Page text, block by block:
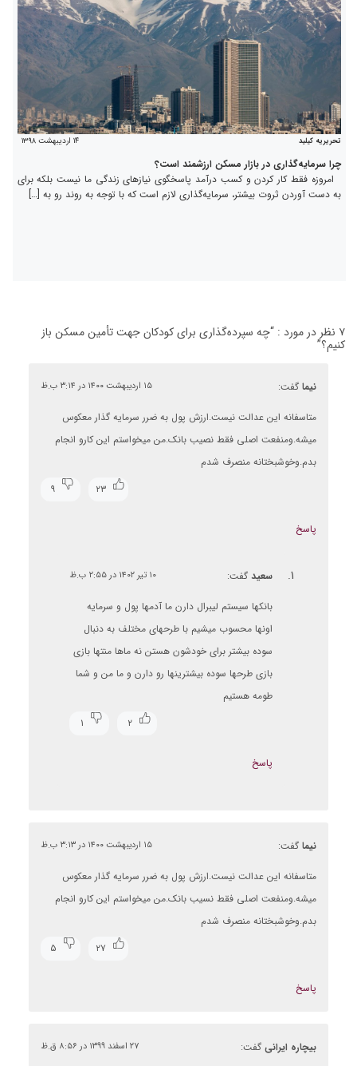
تحریریه کیلید ۱۴ اردیبهشت ۱۳۹۸
چرا سرمایه‌گذاری در بازار مسکن ارزشمند است؟
امروزه فقط کار کردن و کسب درآمد پاسخگوی نیازهای زندگی ما نیست بلکه برای
به دست آوردن ثروت بیشتر، سرمایه‌گذاری لازم است که با توجه به روند رو به […]
۷ نظر در مورد : “ چه سپرده‌گذاری برای کودکان جهت تأمین مسکن باز
کنیم؟”
نیما گفت: ۱۵ اردیبهشت ۱۴۰۰ در ۳:۱۴ ب.ظ
متاسفانه این عدالت نیست.ارزش پول به ضرر سرمایه گذار معکوس
میشه.ومنفعت اصلی فقط نصیب بانک.من میخواستم این کارو انجام
بدم.وخوشبختانه منصرف شدم
۲۳
۹
پاسخ
سعید گفت: ۱۰ تیر ۱۴۰۲ در ۲:۵۵ ب.ظ
بانکها سیستم لیبرال دارن ما آدمها پول و سرمایه
اونها محسوب میشیم با طرحهای مختلف به دنبال
سوده بیشتر برای خودشون هستن نه ماها منتها بازی
بازی طرحها سوده بیشترینها رو دارن و ما من و شما
طومه هستیم
۲
۱
پاسخ
نیما گفت: ۱۵ اردیبهشت ۱۴۰۰ در ۳:۱۳ ب.ظ
متاسفانه این عدالت نیست.ارزش پول به ضرر سرمایه گذار معکوس
میشه.ومنفعت اصلی فقط نسیب بانک.من میخواستم این کارو انجام
بدم.وخوشبختانه منصرف شدم
۲۷
۵
پاسخ
بیچاره ایرانی گفت: ۲۷ اسفند ۱۳۹۹ در ۸:۵۶ ق.ظ